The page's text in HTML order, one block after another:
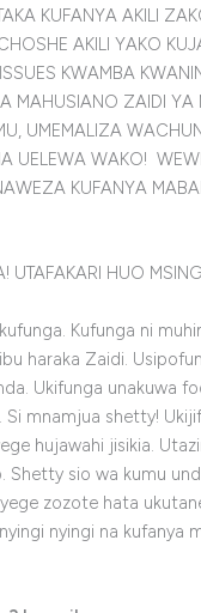
KUFANYA AKILI
AKILI YAKO
KWAMBA
MAHUSIANO ZAIDI YA
UMEMALIZA
UELEWA WAKO!
KUFANYA
UTAFAKARI HUO MSINGI
Kufunga ni
haraka Zaidi.
Ukifunga unakuwa
mnamjua shetty!
hujawahi jisikia.
Shetty sio wa kumu
zozote hata
nyingi na kufanya